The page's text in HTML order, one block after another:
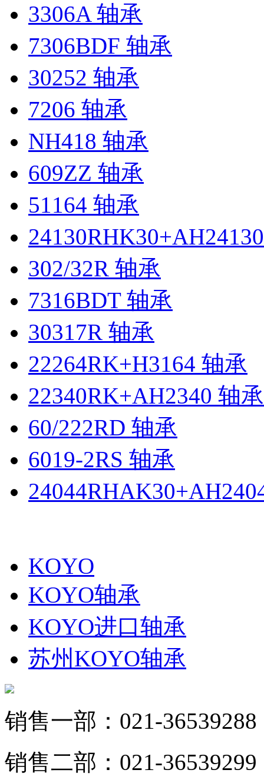
3306A 轴承
7306BDF 轴承
30252 轴承
7206 轴承
NH418 轴承
609ZZ 轴承
51164 轴承
302/32R 轴承
7316BDT 轴承
30317R 轴承
22264RK+H3164 轴承
22340RK+AH2340 轴承
60/222RD 轴承
6019-2RS 轴承
KOYO
KOYO轴承
KOYO进口轴承
苏州KOYO轴承
销售一部：021-36539288
销售二部：021-36539299